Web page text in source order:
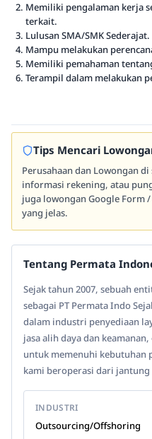
Memiliki pengalaman kerja
terkait.
Lulusan SMA/SMK Sederajat.
Mampu melakukan
Memiliki pemahaman
Terampil dalam melakukan
Tips Mencari
Perusahaan dan Lowongan
informasi rekening, atau
juga lowongan Google Form
yang jelas.
Tentang Permata
Sejak tahun 2007, sebuah
sebagai PT Permata Indo
dalam industri penyediaan
jasa alih daya dan
untuk memenuhi kebutuhan
kami beroperasi dari jantung
INDUSTRI
Outsourcing/Offshoring